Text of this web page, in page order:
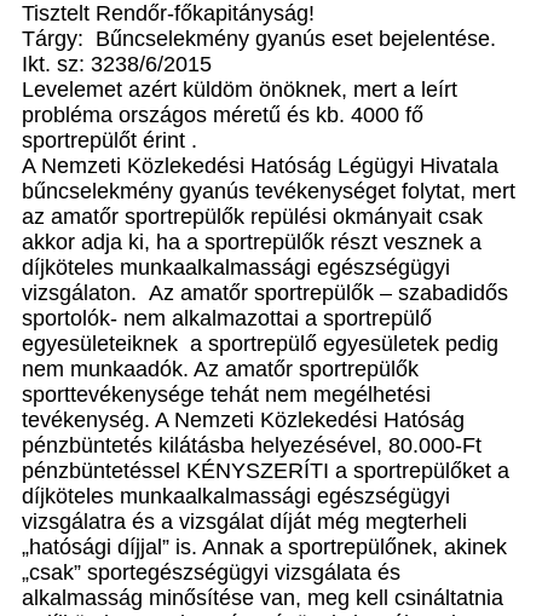
Tisztelt Rendőr-főkapitányság!
Tárgy: Bűncselekmény gyanús eset bejelentése.
Ikt. sz: 3238/6/2015
Levelemet azért küldöm önöknek, mert a leírt
probléma országos méretű és kb. 4000 fő
sportrepülőt érint .
A Nemzeti Közlekedési Hatóság Légügyi Hivatala
bűncselekmény gyanús tevékenységet folytat, mert
az amatőr sportrepülők repülési okmányait csak
akkor adja ki, ha a sportrepülők részt vesznek a
díjköteles munkaalkalmassági egészségügyi
vizsgálaton. Az amatőr sportrepülők – szabadidős
sportolók- nem alkalmazottai a sportrepülő
egyesületeiknek a sportrepülő egyesületek pedig
nem munkaadók. Az amatőr sportrepülők
sporttevékenysége tehát nem megélhetési
tevékenység. A Nemzeti Közlekedési Hatóság
pénzbüntetés kilátásba helyezésével, 80.000-Ft
pénzbüntetéssel KÉNYSZERÍTI a sportrepülőket a
díjköteles munkaalkalmassági egészségügyi
vizsgálatra és a vizsgálat díját még megterheli
„hatósági díjjal” is. Annak a sportrepülőnek, akinek
„csak” sportegészségügyi vizsgálata és
alkalmasság minősítése van, meg kell csináltatnia